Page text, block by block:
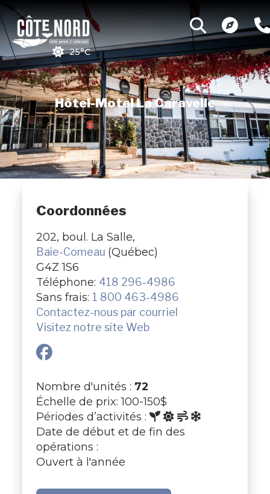
25°C
Hôtel-Motel La Caravelle
Coordonnées
202, boul. La Salle,
Baie-Comeau (Québec)
G4Z 1S6
Téléphone: 418 296-4986
Sans frais: 1 800 463-4986
Contactez-nous par courriel
Visitez notre site Web
Nombre d'unités : 72
Échelle de prix: 100-150$
Périodes d’activités :
Date de début et de fin des
opérations :
Ouvert à l'année